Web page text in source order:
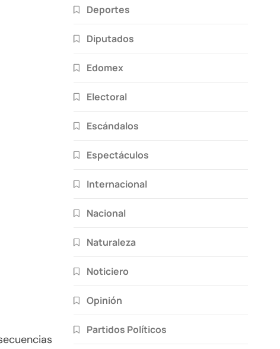
Deportes
Diputados
Edomex
Electoral
Escándalos
Espectáculos
Internacional
Nacional
Naturaleza
Noticiero
Opinión
Partidos Políticos